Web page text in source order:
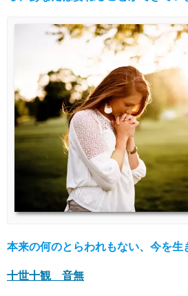
本来の何のとらわれもない、今を生
十世十観 音無